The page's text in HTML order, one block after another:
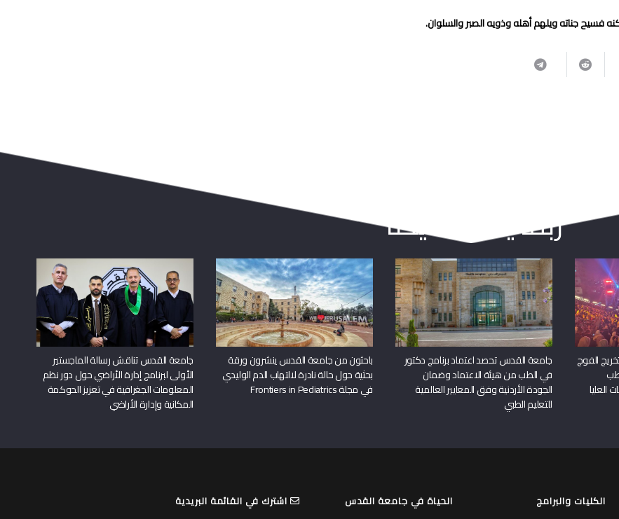
فسيح جناته ويلهم ​​أهله وذويه الصبر والسلوان.
ربما يعجبك أيضا
الفوج
العليا
جامعة القدس تحصد اعتماد برنامج دكتور
في الطب من هيئة الاعتماد وضمان
الجودة الأردنية وفق المعايير العالمية
للتعليم الطبي
باحثون من جامعة القدس ينشرون ورقة
بحثية حول حالة نادرة لالتهاب الدم الوليدي
في مجلة Frontiers in Pediatrics
جامعة القدس تناقش رسالة الماجستير
الأولى لبرنامج إدارة الأراضي حول دور نظم
المعلومات الجغرافية في تعزيز الحوكمة
المكانية وإدارة الأراضي
الكليات والبرامج الحياة في جامعة القدس اشترك في القائمة البريدية